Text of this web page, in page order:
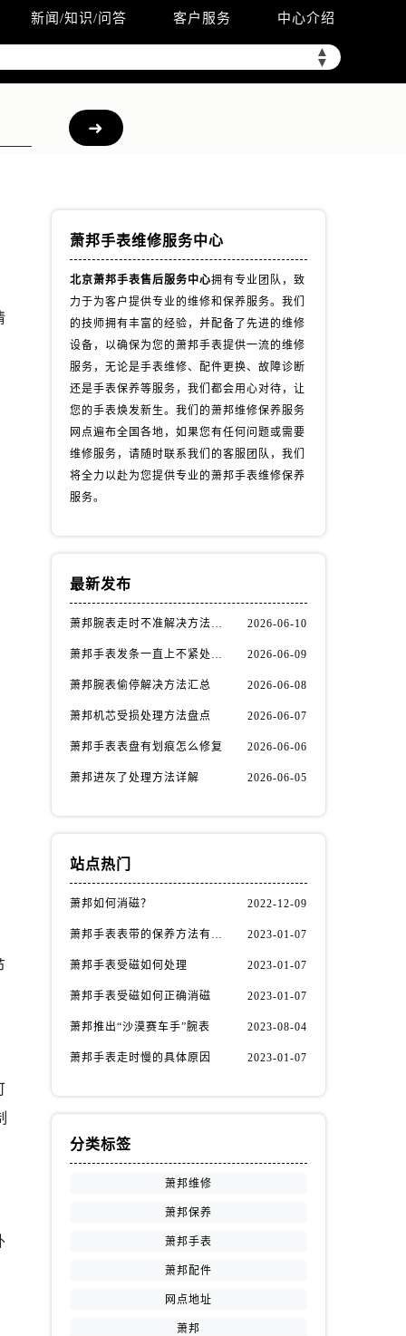
新闻/知识/问答 客户服务 中心介绍
▲
▼
萧邦手表维修服务中心
北京萧邦手表售后服务中心拥有专业团队，致
力于为客户提供专业的维修和保养服务。我们
的技师拥有丰富的经验，并配备了先进的维修
设备，以确保为您的萧邦手表提供一流的维修
服务，无论是手表维修、配件更换、故障诊断
还是手表保养等服务，我们都会用心对待，让
您的手表焕发新生。我们的萧邦维修保养服务
网点遍布全国各地，如果您有任何问题或需要
维修服务，请随时联系我们的客服团队，我们
将全力以赴为您提供专业的萧邦手表维修保养
服务。
最新发布
萧邦腕表走时不准解决方法汇总 2026-06-10
萧邦手表发条一直上不紧处理办法推荐 2026-06-09
萧邦腕表偷停解决方法汇总 2026-06-08
萧邦机芯受损处理方法盘点 2026-06-07
萧邦手表表盘有划痕怎么修复 2026-06-06
萧邦进灰了处理方法详解 2026-06-05
站点热门
萧邦如何消磁？ 2022-12-09
萧邦手表表带的保养方法有哪些？ 2023-01-07
萧邦手表受磁如何处理 2023-01-07
萧邦手表受磁如何正确消磁 2023-01-07
萧邦推出“沙漠赛车手”腕表 2023-08-04
萧邦手表走时慢的具体原因 2023-01-07
分类标签
萧邦维修
萧邦保养
萧邦手表
萧邦配件
网点地址
萧邦